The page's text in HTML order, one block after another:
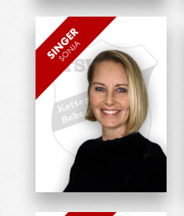
Übungsleiterin
Sonja Singer
Übungsleiterin